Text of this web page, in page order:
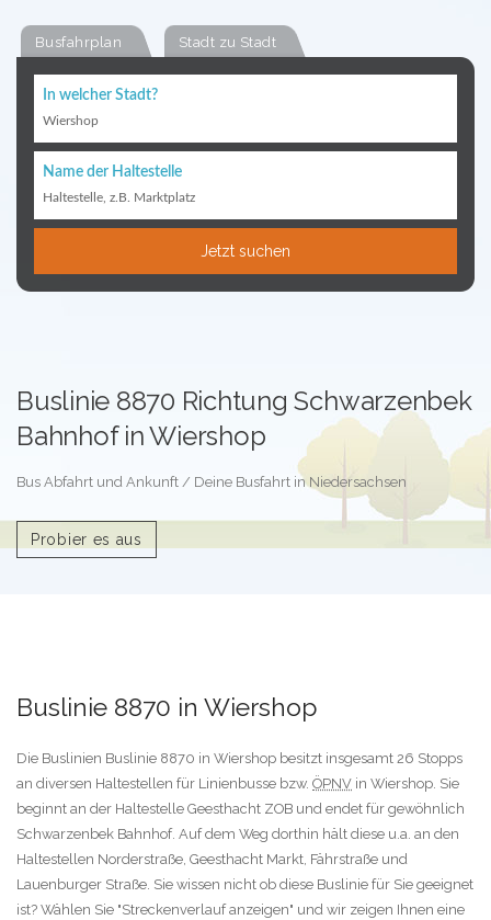
Busfahrplan Stadt zu Stadt
In welcher Stadt?
Wiershop
Name der Haltestelle
Haltestelle, z.B. Marktplatz
Jetzt suchen
Buslinie 8870 Richtung Schwarzenbek
Bahnhof in Wiershop
Bus Abfahrt und Ankunft / Deine Busfahrt in Niedersachsen
Probier es aus
Buslinie 8870 in Wiershop
Die Buslinien Buslinie 8870 in Wiershop besitzt insgesamt 26 Stopps
an diversen Haltestellen für Linienbusse bzw. ÖPNV in Wiershop. Sie
beginnt an der Haltestelle Geesthacht ZOB und endet für gewöhnlich
Schwarzenbek Bahnhof. Auf dem Weg dorthin hält diese u.a. an den
Haltestellen Norderstraße, Geesthacht Markt, Fährstraße und
Lauenburger Straße. Sie wissen nicht ob diese Buslinie für Sie geeignet
ist? Wählen Sie "Streckenverlauf anzeigen" und wir zeigen Ihnen eine